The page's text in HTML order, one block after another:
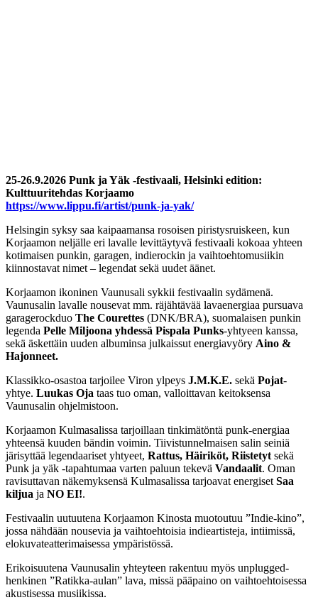
25-26.9.2026 Punk ja Yäk -festivaali, Helsinki edition:
Kulttuuritehdas Korjaamo
https://www.lippu.fi/artist/punk-ja-yak/
Helsingin syksy saa kaipaamansa rosoisen piristysruiskeen, kun
Korjaamon neljälle eri lavalle levittäytyvä festivaali kokoaa yhteen
kotimaisen punkin, garagen, indierockin ja vaihtoehtomusiikin
kiinnostavat nimet – legendat sekä uudet äänet.
Korjaamon ikoninen Vaunusali sykkii festivaalin sydämenä.
Vaunusalin lavalle nousevat mm. räjähtävää lavaenergiaa pursuava
garagerockduo The Courettes (DNK/BRA), suomalaisen punkin
legenda Pelle Miljoona yhdessä Pispala Punks-yhtyeen kanssa,
sekä äskettäin uuden albuminsa julkaissut energiavyöry Aino &
Hajonneet.
Klassikko-osastoa tarjoilee Viron ylpeys J.M.K.E. sekä Pojat-
yhtye. Luukas Oja taas tuo oman, valloittavan keitoksensa
Vaunusalin ohjelmistoon.
Korjaamon Kulmasalissa tarjoillaan tinkimätöntä punk-energiaa
yhteensä kuuden bändin voimin. Tiivistunnelmaisen salin seiniä
järisyttää legendaariset yhtyeet, Rattus, Häiriköt, Riistetyt sekä
Punk ja yäk -tapahtumaa varten paluun tekevä Vandaalit. Oman
ravisuttavan näkemyksensä Kulmasalissa tarjoavat energiset Saa
kiljua ja NO EI!.
Festivaalin uutuutena Korjaamon Kinosta muotoutuu ”Indie-kino”,
jossa nähdään nousevia ja vaihtoehtoisia indieartisteja, intiimissä,
elokuvateatterimaisessa ympäristössä.
Erikoisuutena Vaunusalin yhteyteen rakentuu myös unplugged-
henkinen ”Ratikka-aulan” lava, missä pääpaino on vaihtoehtoisessa
akustisessa musiikissa.